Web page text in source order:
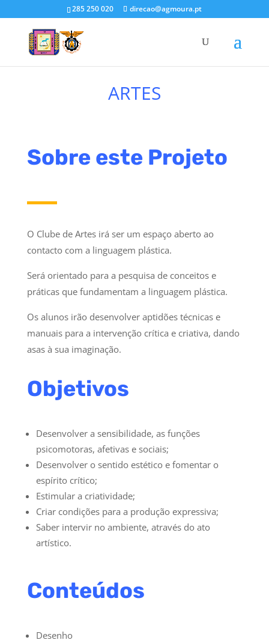
285 250 020 direcao@agmoura.pt
ARTES
Sobre este Projeto
O Clube de Artes irá ser um espaço aberto ao
contacto com a linguagem plástica.
Será orientado para a pesquisa de conceitos e
práticas que fundamentam a linguagem plástica.
Os alunos irão desenvolver aptidões técnicas e
manuais para a intervenção crítica e criativa, dando
asas à sua imaginação.
Objetivos
Desenvolver a sensibilidade, as funções
psicomotoras, afetivas e sociais;
Desenvolver o sentido estético e fomentar o
espírito crítico;
Estimular a criatividade;
Criar condições para a produção expressiva;
Saber intervir no ambiente, através do ato
artístico.
Conteúdos
Desenho